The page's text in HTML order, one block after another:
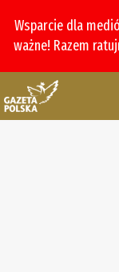
Wsparcie dla
ważne! Razem